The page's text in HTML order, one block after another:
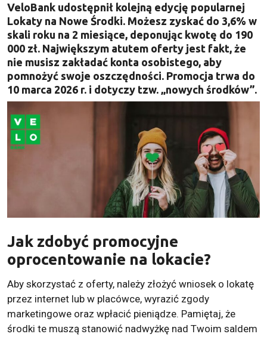
VeloBank udostępnił kolejną edycję popularnej
Lokaty na Nowe Środki. Możesz zyskać do 3,6% w
skali roku na 2 miesiące, deponując kwotę do 190
000 zł. Największym atutem oferty jest fakt, że
nie musisz zakładać konta osobistego, aby
pomnożyć swoje oszczędności. Promocja trwa do
10 marca 2026 r. i dotyczy tzw. „nowych środków”.
Jak zdobyć promocyjne
oprocentowanie na lokacie?
Aby skorzystać z oferty, należy złożyć wniosek o lokatę
przez internet lub w placówce, wyrazić zgody
marketingowe oraz wpłacić pieniądze. Pamiętaj, że
środki te muszą stanowić nadwyżkę nad Twoim saldem